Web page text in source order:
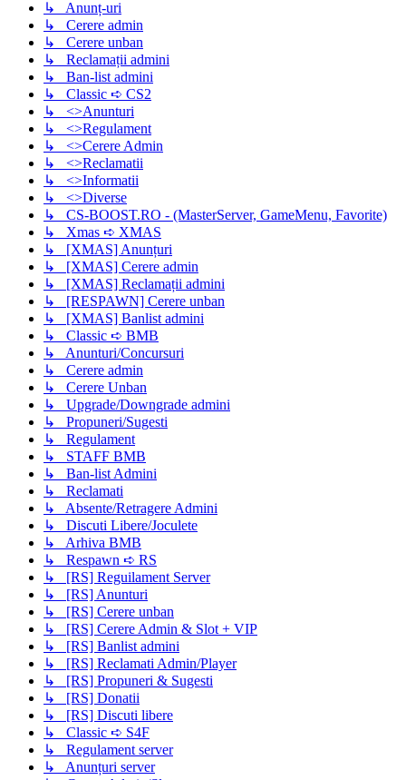
↳ Anunț-uri
↳ Cerere admin
↳ Cerere unban
↳ Reclamații admini
↳ Ban-list admini
↳ Classic ➪ CS2
↳ <>Anunturi
↳ <>Regulament
↳ <>Cerere Admin
↳ <>Reclamatii
↳ <>Informatii
↳ <>Diverse
↳ CS-BOOST.RO - (MasterServer, GameMenu, Favorite)
↳ Xmas ➪ XMAS
↳ [XMAS] Anunțuri
↳ [XMAS] Cerere admin
↳ [XMAS] Reclamații admini
↳ [RESPAWN] Cerere unban
↳ [XMAS] Banlist admini
↳ Classic ➪ BMB
↳ Anunturi/Concursuri
↳ Cerere admin
↳ Cerere Unban
↳ Upgrade/Downgrade admini
↳ Propuneri/Sugesti
↳ Regulament
↳ STAFF BMB
↳ Ban-list Admini
↳ Reclamati
↳ Absente/Retragere Admini
↳ Discuti Libere/Joculete
↳ Arhiva BMB
↳ Respawn ➪ RS
↳ [RS] Reguilament Server
↳ [RS] Anunturi
↳ [RS] Cerere unban
↳ [RS] Cerere Admin & Slot + VIP
↳ [RS] Banlist admini
↳ [RS] Reclamati Admin/Player
↳ [RS] Propuneri & Sugesti
↳ [RS] Donatii
↳ [RS] Discuti libere
↳ Classic ➪ S4F
↳ Regulament server
↳ Anunțuri server